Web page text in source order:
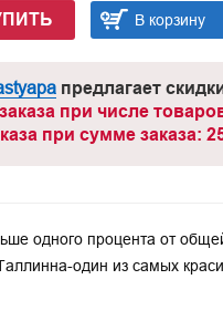
В корзину
предлагает
при числе
при сумме заказа:
одного процента от
один из самых